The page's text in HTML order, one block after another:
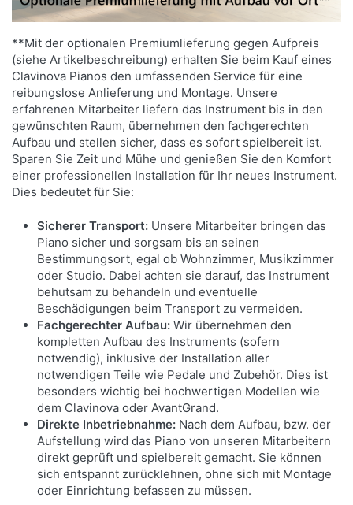
populären und klassischen Liedern bis hin zu
Smart Pianist App an und nutzen Sie die Stream
Lights, um Ihre Übungseinheiten perfekt zu
steuern. Außerdem können Sie über die App
jederzeit neue Songs zu Ihrer Sammlung
hinzufügen.
MIT AUDIO TO SCORE KÖNNEN SIE DIE
GEWÜNSCHTEN SONGS SOFORT
AUSPROBIEREN.
Wenn Sie einen Song spielen möchten, aber nicht
wissen, wo Sie anfangen oder was Sie tun sollen,
verwenden Sie einfach die Audio to Score-
Funktion der Smart Pianist App von Yamaha. Die
App analysiert MP3s und andere Audioformate
und erstellt eine Partitur mit über 50
verschiedenen akkordbasierten Begleitungen, die
Ihrem Spielniveau entsprechen. Alles, was Sie tun
müssen, ist, den Lichterketten zu folgen.
**Mit der optionalen Premiumlieferung gegen Aufpreis
(siehe Artikelbeschreibung) erhalten Sie beim Kauf eines
Clavinova Pianos den umfassenden Service für eine
reibungslose Anlieferung und Montage. Unsere
erfahrenen Mitarbeiter liefern das Instrument bis in den
gewünschten Raum, übernehmen den fachgerechten
Aufbau und stellen sicher, dass es sofort spielbereit ist.
Sparen Sie Zeit und Mühe und genießen Sie den Komfort
einer professionellen Installation für Ihr neues Instrument.
Dies bedeutet für Sie:
Sicherer Transport: Unsere Mitarbeiter bringen das
Piano sicher und sorgsam bis an seinen
Bestimmungsort, egal ob Wohnzimmer, Musikzimmer
oder Studio. Dabei achten sie darauf, das Instrument
behutsam zu behandeln und eventuelle
Beschädigungen beim Transport zu vermeiden.
Fachgerechter Aufbau: Wir übernehmen den
kompletten Aufbau des Instruments (sofern
notwendig), inklusive der Installation aller
notwendigen Teile wie Pedale und Zubehör. Dies ist
besonders wichtig bei hochwertigen Modellen wie
dem Clavinova oder AvantGrand.
Direkte Inbetriebnahme: Nach dem Aufbau, bzw. der
Aufstellung wird das Piano von unseren Mitarbeitern
direkt geprüft und spielbereit gemacht. Sie können
sich entspannt zurücklehnen, ohne sich mit Montage
oder Einrichtung befassen zu müssen.